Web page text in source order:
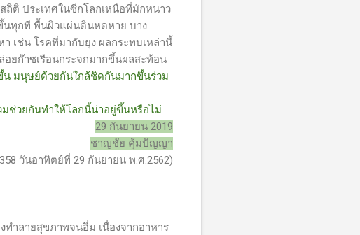
ติ ประเทศในซีกโลกเหนือที่มักหนาว
นทุกที พื้นผิวแผ่นดินหดหาย บาง
เช่น โรคที่มากับยุง ผลกระทบเหล่านี้
ยก๊าซเรือนกระจกมากขึ้นผลสะท้อน
น มนุษย์ด้วยกันใกล้ชิดกันมากขึ้นร่วม
วยกันทำให้โลกนี้น่าอยู่ขึ้นหรือไม่
29 กันยายน 2019
ชาญชัย คุ้มปัญญา
วันอาทิตย์ที่ 29 กันยายน พ.ศ.2562)
ำลายสุขภาพจนอิ่ม เนื่องจากอาหาร